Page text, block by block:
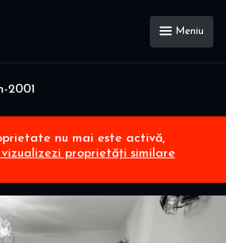
Meniu
2001
nu mai este activă,
proprietăți similare